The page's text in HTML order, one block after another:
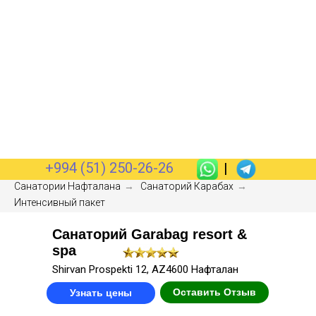
+994 (51) 250-26-26 |
Санатории Нафталана → Санаторий Карабах →
Интенсивный пакет
Санаторий Garabag resort &
spa
Shirvan Prospekti 12, AZ4600 Нафталан
Оставить Отзыв
Узнать цены